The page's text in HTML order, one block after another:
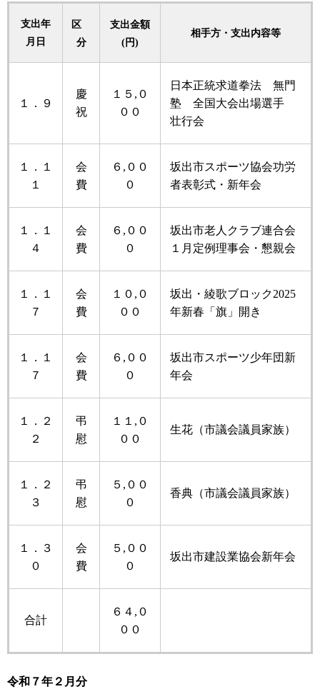
支出年
月日
区
分
支出金額
(円)
相手方・支出内容等
１．９
慶
祝
１５,０
００
日本正統求道拳法 無門
塾 全国大会出場選手
壮行会
１．１
１
会
費
６,００
０
坂出市スポーツ協会功労
者表彰式・新年会
１．１
４
会
費
６,００
０
坂出市老人クラブ連合会
１月定例理事会・懇親会
１．１
７
会
費
１０,０
００
坂出・綾歌ブロック2025
年新春「旗」開き
１．１
７
会
費
６,００
０
坂出市スポーツ少年団新
年会
１．２
２
弔
慰
１１,０
００
生花（市議会議員家族）
１．２
３
弔
慰
５,００
０
香典（市議会議員家族）
１．３
０
会
費
５,００
０
坂出市建設業協会新年会
合計
６４,０
００
令和７年 ２月分